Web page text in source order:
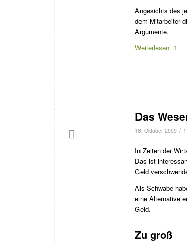
Angesichts des
dem Mitarbeiter
Argumente.
Weiterlesen
Das
16. Oktober 2009 /
In Zeiten der
Das ist
Geld
Als Schwabe
eine Alternative
Geld.
Zu groß